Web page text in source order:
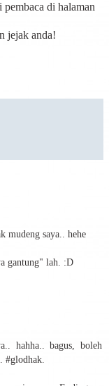
di halaman
jejak anda!
mudeng saya.. hehe
gantung" lah. :D
hahha.. bagus, boleh
#glodhak.